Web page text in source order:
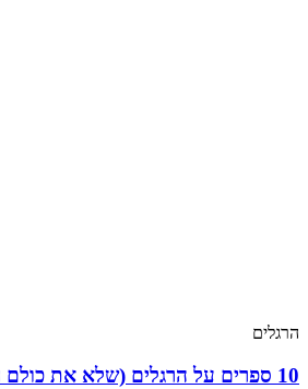
הרגלים
10 ספרים על הרגלים (שלא את כולם חייבים לקרוא)